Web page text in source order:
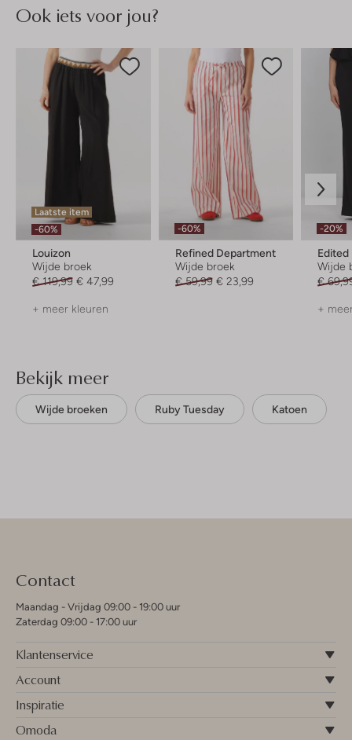
Ook iets voor jou?
Laatste item
-60%
Louizon
Wijde broek
€ 119,99 € 47,99
+ meer kleuren
-60%
Refined Department
Wijde broek
€ 59,99 € 23,99
-20%
Edited
Wijde
€
+
Bekijk meer
Wijde broeken Ruby Tuesday Katoen
Contact
Maandag - Vrijdag 09:00 - 19:00 uur
Zaterdag 09:00 - 17:00 uur
Klantenservice
Account
Inspiratie
Omoda